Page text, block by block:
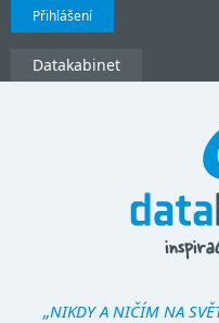
Přihlášení
Datakabinet
„NIKDY A NIČÍM NA